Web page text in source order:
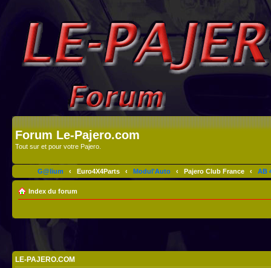
Forum Le-Pajero.com
Tout sur et pour votre Pajero.
G@lium ‹ Euro4X4Parts ‹ Modul'Auto ‹ Pajero Club France ‹ AB
Index du forum
LE-PAJERO.COM